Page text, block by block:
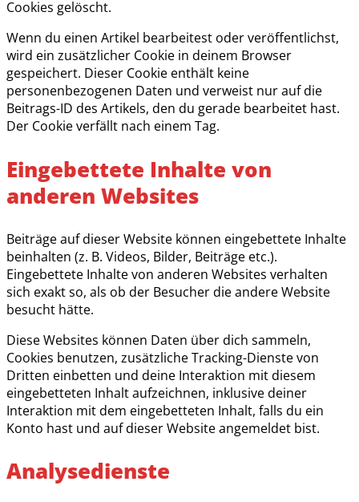
Cookies gelöscht.
Wenn du einen Artikel bearbeitest oder veröffentlichst,
wird ein zusätzlicher Cookie in deinem Browser
gespeichert. Dieser Cookie enthält keine
personenbezogenen Daten und verweist nur auf die
Beitrags-ID des Artikels, den du gerade bearbeitet hast.
Der Cookie verfällt nach einem Tag.
Eingebettete Inhalte von
anderen Websites
Beiträge auf dieser Website können eingebettete Inhalte
beinhalten (z. B. Videos, Bilder, Beiträge etc.).
Eingebettete Inhalte von anderen Websites verhalten
sich exakt so, als ob der Besucher die andere Website
besucht hätte.
Diese Websites können Daten über dich sammeln,
Cookies benutzen, zusätzliche Tracking-Dienste von
Dritten einbetten und deine Interaktion mit diesem
eingebetteten Inhalt aufzeichnen, inklusive deiner
Interaktion mit dem eingebetteten Inhalt, falls du ein
Konto hast und auf dieser Website angemeldet bist.
Analysedienste